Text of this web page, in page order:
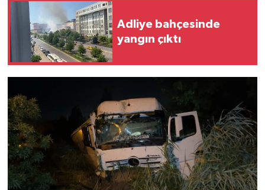
Adliye bahçesinde
yangın çıktı